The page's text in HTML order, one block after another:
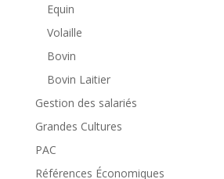
Equin
Volaille
Bovin
Bovin Laitier
Gestion des salariés
Grandes Cultures
PAC
Références Économiques